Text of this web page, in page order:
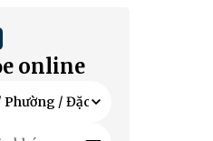
online